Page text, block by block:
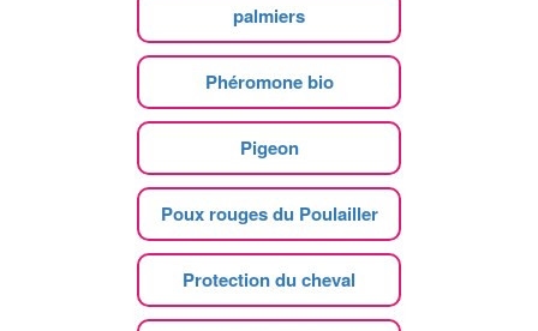
palmiers
Phéromone bio
Pigeon
Poux rouges du Poulailler
Protection du cheval